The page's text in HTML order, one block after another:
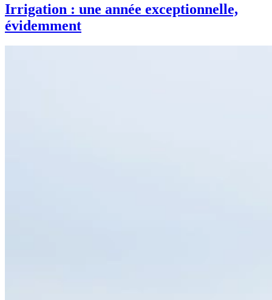
Irrigation : une année exceptionnelle,
évidemment